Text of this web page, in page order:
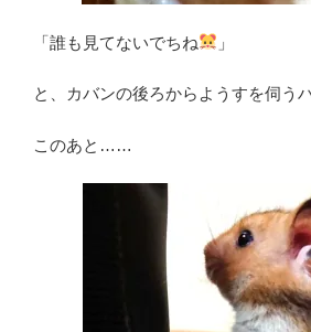
「誰も見てないでちね 」
と、カバンの後ろからようすを伺う
このあと……